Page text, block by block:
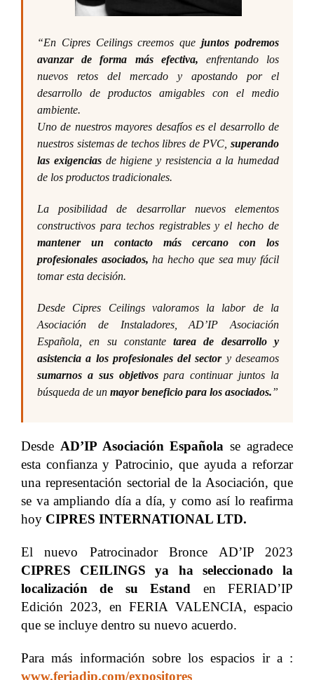
“En Cipres Ceilings creemos quejuntos podremos
avanzar de forma más efectiva, enfrentando los
nuevos retos del mercado y apostando por el
desarrollo de productos amigables con el medio
ambiente.
Uno de nuestros mayores desafíos es el desarrollo de
nuestros sistemas de techos libres de PVC, superando
las exigenciasde higiene y resistencia a la humedad
de los productos tradicionales.
La posibilidad de desarrollar nuevos elementos
constructivos para techos registrables y el hecho de
mantener un contacto más cercano con los
profesionales asociados, ha hecho que sea muy fácil
tomar esta decisión.
Desde Cipres Ceilings valoramos la labor de la
Asociación de Instaladores, AD’IP Asociación
Española, en su constantetarea de desarrollo y
asistencia a los profesionales del sectory deseamos
sumarnos a sus objetivospara continuar juntos la
búsqueda de un mayor beneficio para los asociados.”
Desde AD’IP Asociación Española se agradece
esta confianza y Patrocinio, que ayuda a reforzar
una representación sectorial de la Asociación, que
se va ampliando día a día, y como así lo reafirma
hoy CIPRES INTERNATIONAL LTD.
El nuevo Patrocinador Bronce AD’IP 2023
CIPRES CEILINGS
ya ha seleccionado la
localización de su Estand en FERIAD’IP
Edición 2023, en FERIA VALENCIA, espacio
que se incluye dentro su nuevo acuerdo.
Para más información sobre los espacios ir a :
www.feriadip.com/expositores